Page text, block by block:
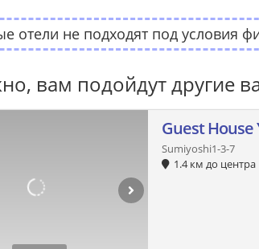
отели не подходят под условия
вам подойдут другие
Guest House
Sumiyoshi1-3-7
1.4 км до центра